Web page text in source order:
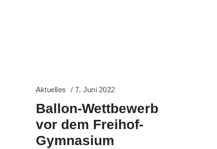
Aktuelles 7. Juni 2022
Ballon-Wettbewerb
vor dem Freihof-
Gymnasium